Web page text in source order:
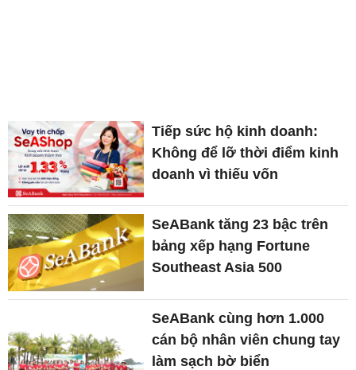
Tiếp sức hộ kinh doanh:
Không để lỡ thời điểm kinh
doanh vì thiếu vốn
SeABank tăng 23 bậc trên
bảng xếp hạng Fortune
Southeast Asia 500
SeABank cùng hơn 1.000
cán bộ nhân viên chung tay
làm sạch bờ biển